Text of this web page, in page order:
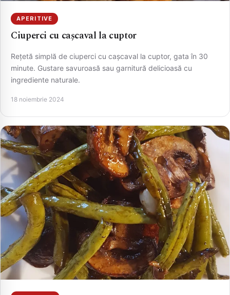
APERITIVE
Ciuperci cu cașcaval la cuptor
Rețetă simplă de ciuperci cu cașcaval la cuptor, gata în 30
minute. Gustare savuroasă sau garnitură delicioasă cu
ingrediente naturale.
18 noiembrie 2024